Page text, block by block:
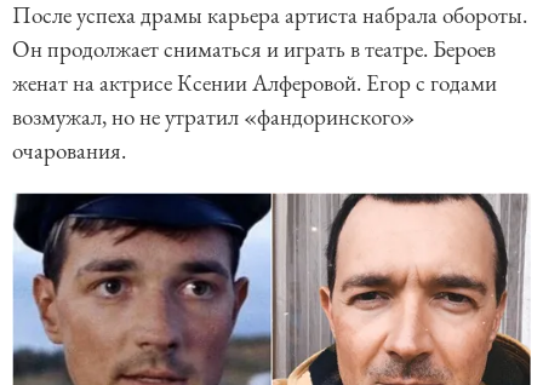
После успеха драмы карьера артиста набрала обороты.
Он продолжает сниматься и играть в театре. Бероев
женат на актрисе Ксении Алферовой. Егор с годами
возмужал, но не утратил «фандоринского»
очарования.